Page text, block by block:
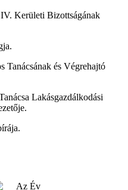
Kerületi Bizottságának
Tanácsának és Végrehajtó
Lakásgazdálkodási